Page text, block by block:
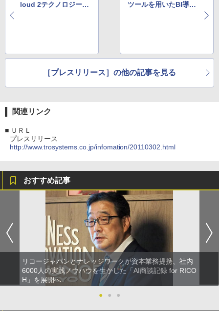
loud 2テクノロジーに
ツールを用いたBI導入
［プレスリリース］の他の記事を見る
関連リンク
■ ＵＲＬ
プレスリリース
http://www.trosystems.co.jp/infomation/20110302.html
おすすめ記事
リコージャパンとナレッジワークが資本業務提携、社内
6000人の実践ノウハウを生かした「AI商談記録 for RICO
H」を展開へ
●
● ●